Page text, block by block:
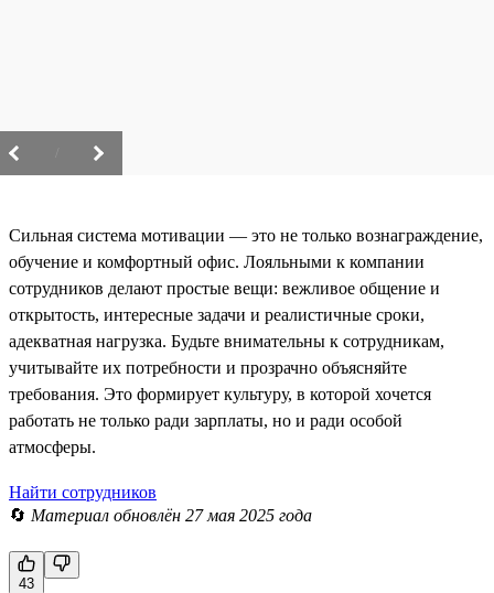
Сильная система мотивации — это не только вознаграждение,
обучение и комфортный офис. Лояльными к компании
сотрудников делают простые вещи: вежливое общение и
открытость, интересные задачи и реалистичные сроки,
адекватная нагрузка. Будьте внимательны к сотрудникам,
учитывайте их потребности и прозрачно объясняйте
требования. Это формирует культуру, в которой хочется
работать не только ради зарплаты, но и ради особой
атмосферы.
Найти сотрудников
🔄 Материал обновлён 27 мая 2025 года
43